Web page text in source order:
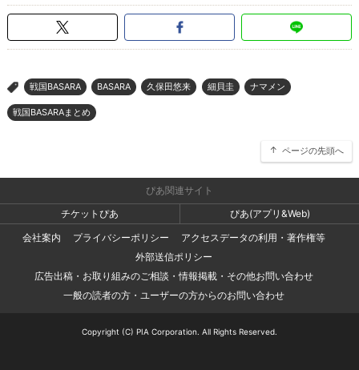
> 戦国BASARA BASARA 久保田悠来 細貝圭 ナマメン
戦国BASARAまとめ
ページの先頭へ
ぴあ関連サイト
チケットぴあ
ぴあ(アプリ&Web)
会社案内
プライバシーポリシー
アクセスデータの利用・著作権等
外部送信ポリシー
広告出稿・お取り組みのご相談・情報掲載・その他お問い合わせ
一般の読者の方・ユーザーの方からのお問い合わせ
Copyright (C) PIA Corporation. All Rights Reserved.